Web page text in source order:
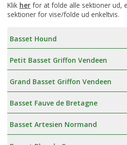
Klik her for at folde alle sektioner ud,
sektioner for vise/folde ud enkeltvis.
Basset Hound
Petit Basset Griffon Vendeen
Grand Basset Griffon Vendeen
Basset Fauve de Bretagne
Basset Artesien Normand